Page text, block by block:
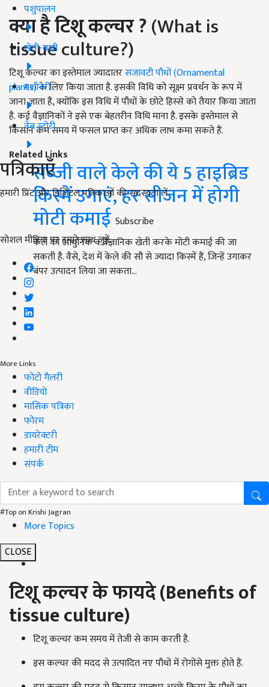
पशुपालन
खेती-बाड़ी
मशीनरी
वेब स्टोरी
पत्रिकाएँ
हमारी प्रिंट और डिजिटल पत्रिकाओं की सदस्यता लें
Subscribe
सोशल मीडिया पर हमारे साथ जुड़ें:
More Links
फोटो गैलरी
वीडियो
मासिक पत्रिका
फोरम
डायरेक्टरी
हमारी टीम
संपर्क
#Top on Krishi Jagran
More Topics
CLOSE
क्या है टिशू कल्चर?(What is
tissue culture?)
टिशू कल्चर का इस्तेमाल ज्यादातरसजावटी पौधों (Ornamental
plants)के लिए किया जाता है. इसकी विधि को सूक्ष्म प्रवर्धन के रूप में
जाना जाता है, क्योंकि इस विधि में पौधों के छोटे हिस्से को तैयार किया जाता
है. कई वैज्ञानिकों ने इसे एक बेहतरीन विधि माना है. इसके इस्तेमाल से
किसान कम समय में फसल प्राप्त कर अधिक लाभ कमा सकते हैं.
Related Links
सब्जी वाले केले की ये 5 हाइब्रिड
किस्में उगाएं, हर सीजन में होगी
मोटी कमाई
केले की आधुनिक व वैज्ञानिक खेती करके मोटी कमाई की जा
सकती है. वैसे, देश में केले की सौ से ज्यादा किस्में हैं, जिन्हें उगाकर
बंपर उत्पादन लिया जा सकता…
टिशू कल्चर के फायदे(Benefits of
tissue culture)
टिशू कल्चर कम समय में तेजी से काम करती है.
इस कल्चर की मदद से उत्पादित नए पौधों में रोगोंसे मुक्त होते हैं.